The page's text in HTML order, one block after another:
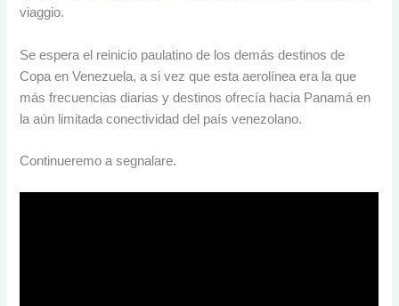
viaggio.
Se espera el reinicio paulatino de los demás destinos de
Copa en Venezuela,a si vez que esta aerolínea era la que
más frecuencias diarias y destinos ofrecía hacia Panamá en
la aún limitada conectividad del país venezolano.
Continueremo a segnalare.